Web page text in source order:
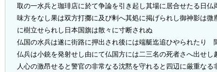
取の一水兵と珈琲店に於て争論を引き起し其場に居合せたる日仏
味方をなし果は双方打擲に及び剰へ其処に掲げられし御神影は微
に樹立せられし日本国旗は散々に寸断されぬ
仏国の水兵は遂に街路に押出され後には端艇迄追ひやられたり
仏兵は小銃を発射せし由にて仏国方には二三名の死者さへ出せし
人心の激昂せると警官の非常なる沈黙を守れると四辺に厳重なる